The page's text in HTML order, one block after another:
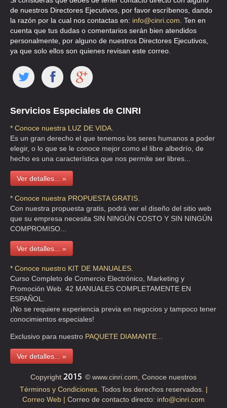
de nuestros Directores Ejecutivos, por favor escríbenos, dando
la razón por la cual nos contactas en: info@cinri.com . Ten en
cuenta que tus dudas o comentarios serán bien atendidos
personalmente, por alguno de nuestros Directores Ejecutivos,
ya que solo ellos son quienes revisan este correo.
Servicios Especiales de CINRI
* Conoce nuestra LUZ DE VIDA.
Es un gran derecho el que tenemos los seres humanos a poder
elegir, o lo que se le conoce mejor como el libre albedrío, de
hecho es una característica que nos permite ser libres...
Ver detalles... »
* Conoce nuestra PROPUESTA GRATIS.
Con nuestra propuesta gratis, podrá ver el diseño del sitio web
que su empresa necesita SIN NINGÚN COSTO Y SIN NINGÚN
COMPROMISO...
Ver detalles... »
* Conoce nuestro KIT DE MANUALES.
Curso Completo de Comercio Electrónico, Marketing y
Promoción Web. 42 MANUALES COMPLETAMENTE EN
ESPAÑOL.
¡No se requiere experiencia previa en negocios y tampoco tener
conocimientos especiales!
Exclusivo para nuestro PAQUETE DIAMANTE...
Ver detalles... »
Copyright
© www.cinri.com, Conoce nuestros
Términos y Condiciones. Todos los derechos reservados. |
Correo Web | Correo de contacto directo: info@cinri.com